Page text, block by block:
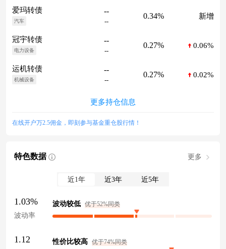
爱玛转债
汽车
--
--
0.34% 新增
冠宇转债
电力设备
--
--
0.27% 0.06%
运机转债
机械设备
--
--
0.27% 0.02%
更多持仓信息
在线开户万2.5佣金，即刻参与基金重仓股行情！
特色数据 更多
近1年 近3年 近5年
1.03%
波动率
波动较低 优于52%同类
1.12 性价比较高 优于74%同类